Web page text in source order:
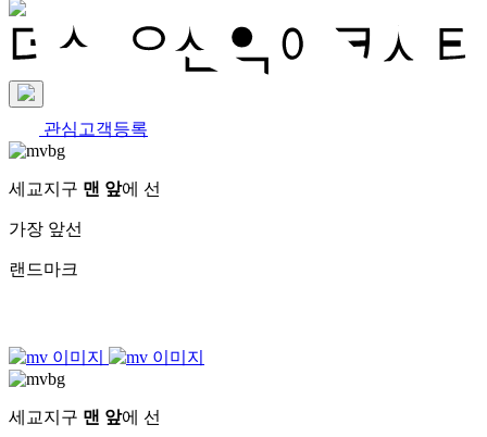
관심고객등록
세교지구 맨 앞에 선
가장 앞선
랜드마크
세교지구 맨 앞에 선